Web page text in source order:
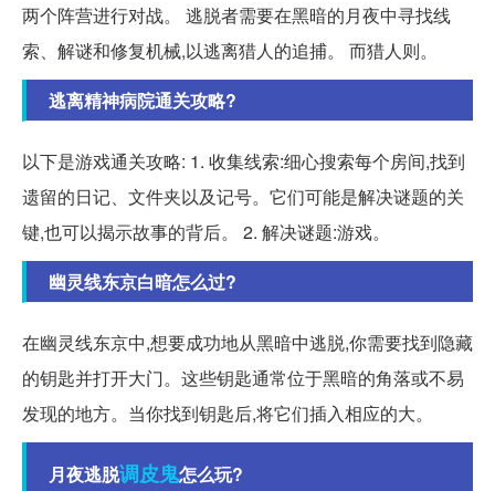
两个阵营进行对战。 逃脱者需要在黑暗的月夜中寻找线
索、解谜和修复机械,以逃离猎人的追捕。 而猎人则。
逃离精神病院通关攻略?
以下是游戏通关攻略: 1. 收集线索:细心搜索每个房间,找到
遗留的日记、文件夹以及记号。它们可能是解决谜题的关
键,也可以揭示故事的背后。 2. 解决谜题:游戏。
幽灵线东京白暗怎么过?
在幽灵线东京中,想要成功地从黑暗中逃脱,你需要找到隐藏
的钥匙并打开大门。这些钥匙通常位于黑暗的角落或不易
发现的地方。当你找到钥匙后,将它们插入相应的大。
月夜逃脱调皮鬼怎么玩?